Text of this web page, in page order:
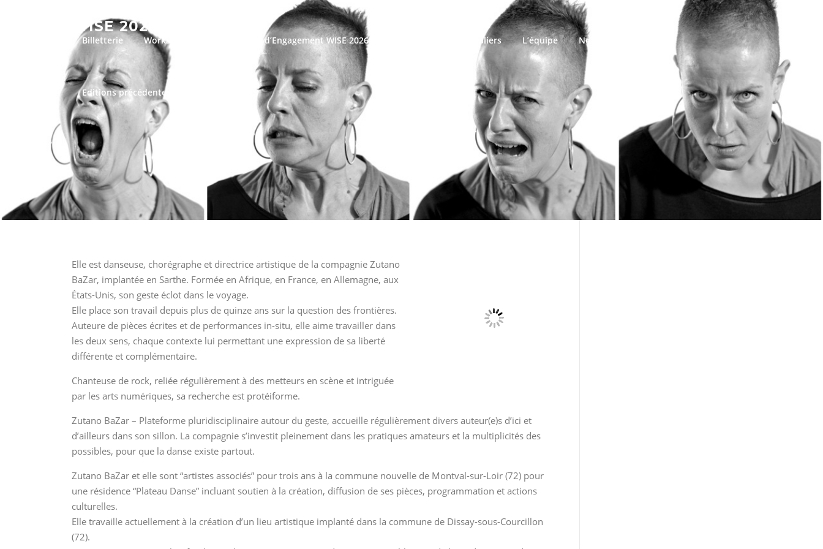
WISE 2026
Billetterie Workshops 2026 Charte d’Engagement WISE 2026 Infos pratiques festivaliers L’équipe Nous contacter
Editions précédentes
Elle est danseuse, chorégraphe et directrice artistique de la compagnie Zutano
BaZar, implantée en Sarthe. Formée en Afrique, en France, en Allemagne, aux
États-Unis, son geste éclot dans le voyage.
Elle place son travail depuis plus de quinze ans sur la question des frontières.
Auteure de pièces écrites et de performances in-situ, elle aime travailler dans
les deux sens, chaque contexte lui permettant une expression de sa liberté
différente et complémentaire.
Chanteuse de rock, reliée régulièrement à des metteurs en scène et intriguée
par les arts numériques, sa recherche est protéiforme.
Zutano BaZar – Plateforme pluridisciplinaire autour du geste, accueille régulièrement divers auteur(e)s d’ici et
d’ailleurs dans son sillon. La compagnie s’investit pleinement dans les pratiques amateurs et la multiplicités des
possibles, pour que la danse existe partout.
Zutano BaZar et elle sont “artistes associés” pour trois ans à la commune nouvelle de Montval-sur-Loir (72) pour
une résidence “Plateau Danse” incluant soutien à la création, diffusion de ses pièces, programmation et actions
culturelles.
Elle travaille actuellement à la création d’un lieu artistique implanté dans la commune de Dissay-sous-Courcillon
(72).